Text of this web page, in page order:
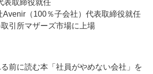
表取締役就任
（100％子会社）代表取締役就任
引所マザーズ市場に上場
る前に読む本「社員がやめない会社」を